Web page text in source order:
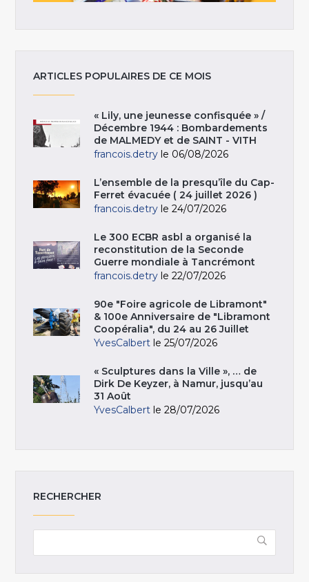
ARTICLES POPULAIRES DE CE MOIS
« Lily, une jeunesse confisquée » /
Décembre 1944 : Bombardements
de MALMEDY et de SAINT - VITH
francois.detry le 06/08/2026
L’ensemble de la presqu’île du Cap-
Ferret évacuée ( 24 juillet 2026 )
francois.detry le 24/07/2026
Le 300 ECBR asbl a organisé la
reconstitution de la Seconde
Guerre mondiale à Tancrémont
francois.detry le 22/07/2026
90e "Foire agricole de Libramont"
& 100e Anniversaire de "Libramont
Coopéralia", du 24 au 26 Juillet
YvesCalbert le 25/07/2026
« Sculptures dans la Ville », … de
Dirk De Keyzer, à Namur, jusqu’au
31 Août
YvesCalbert le 28/07/2026
RECHERCHER